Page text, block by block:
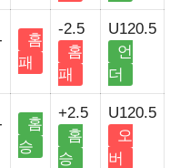
홈
패
-2.5
홈
패
U120.5
언
더
홈
승
+2.5
홈
승
U120.5
오
버